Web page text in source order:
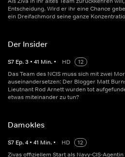
Entscheidung. Wird er ihr eine Chance
ein Dreifachmord seine ganze
Der Insider
S7 Ep.3 • 41 Min. • HD
12
Das Team des NCIS muss sich mit zwei
auseinandersetzen: Der Blogger Matt
Lieutnant Rod Arnett wurden tot
etwas miteinander zu tun?
Damokles
S7 Ep.4 • 41 Min. • HD
12
Zivas offiziellem Start als Navy-CIS-